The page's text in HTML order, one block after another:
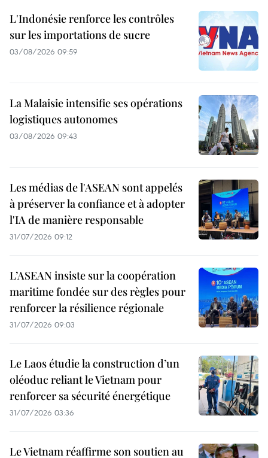
L'Indonésie renforce les contrôles
sur les importations de sucre
03/08/2026 09:59
La Malaisie intensifie ses opérations
logistiques autonomes
03/08/2026 09:43
Les médias de l'ASEAN sont appelés
à préserver la confiance et à adopter
l'IA de manière responsable
31/07/2026 09:12
L’ASEAN insiste sur la coopération
maritime fondée sur des règles pour
renforcer la résilience régionale
31/07/2026 09:03
Le Laos étudie la construction d’un
oléoduc reliant le Vietnam pour
renforcer sa sécurité énergétique
31/07/2026 03:36
Le Vietnam réaffirme son soutien au